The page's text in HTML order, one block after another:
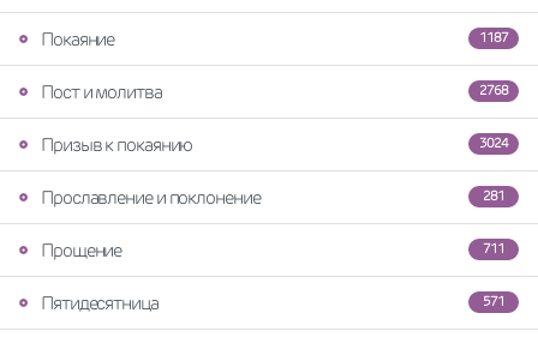
1187
Покаяние
2768
Пост и молитва
3024
Призыв к покаянию
281
Прославление и поклонение
711
Прощение
571
Пятидесятница